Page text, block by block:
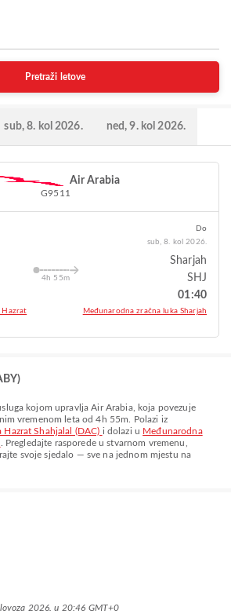
Pretraži letove
sub, 8. kol 2026. ned, 9. kol 2026.
Air Arabia
G9511
Hazrat
4h 55m
Do
sub, 8. kol 2026.
Sharjah
SHJ
01:40
Međunarodna zračna luka Sharjah
kojom upravljaAir Arabia, koja povezuje
vremenom leta od4h 55m
. Polazi iz
Shahjalal (DAC) i dolazi u Međunarodna
. Pregledajte rasporede u stvarnom vremenu,
svoje sjedalo — sve na jednom mjestu na
2026. u 20:46 GMT+0